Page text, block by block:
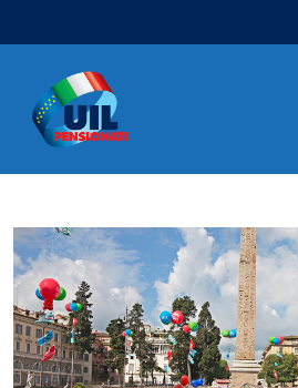
Navigazione principale